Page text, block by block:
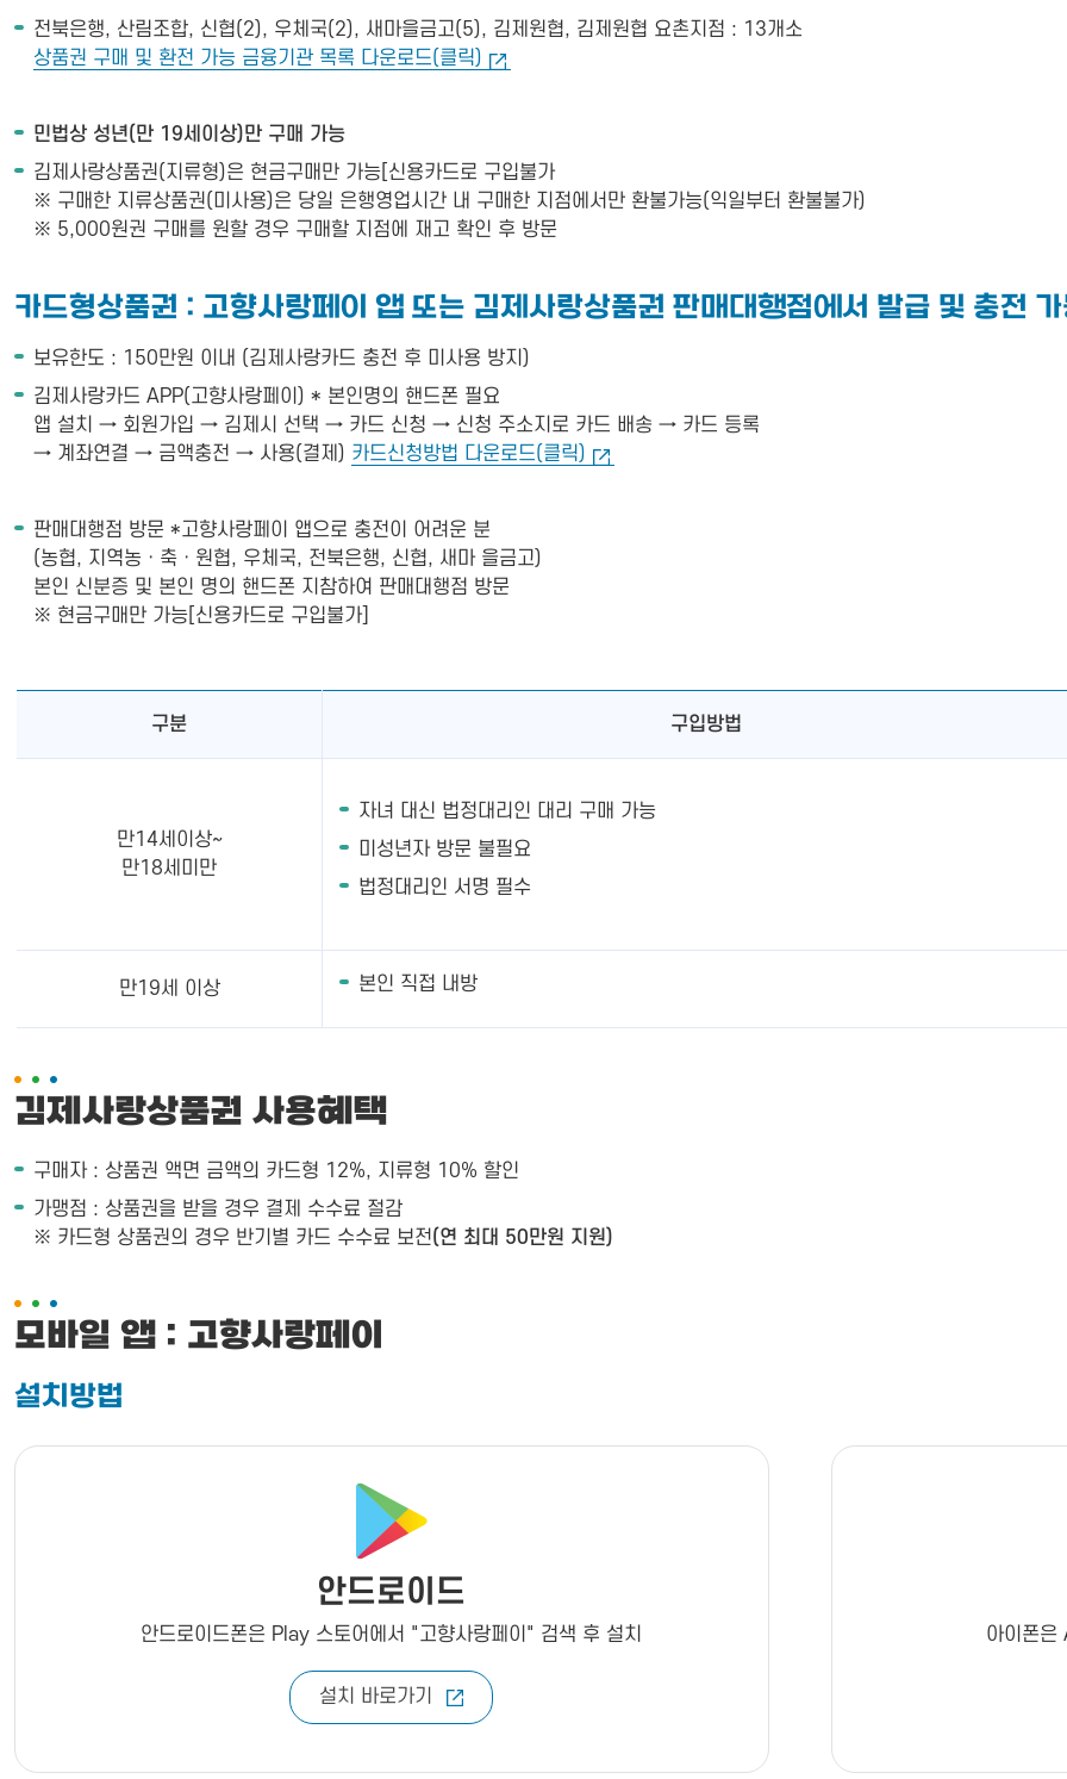
전북은행, 산림조합, 신협(2), 우체국(2), 새마을금고(5), 김제원협, 김제원협 요촌지점 : 13개소
상품권 구매 및 환전 가능 금융기관 목록 다운로드(클릭)
민법상 성년(만 19세이상)만 구매 가능
김제사랑상품권(지류형)은 현금구매만 가능[신용카드로 구입불가
※ 구매한 지류상품권(미사용)은 당일 은행영업시간 내 구매한 지점에서만 환불가능(익일부터 환불불가)
※ 5,000원권 구매를 원할 경우 구매할 지점에 재고 확인 후 방문
카드형상품권 : 고향사랑페이 앱 또는 김제사랑상품권 판매대행점에서 발급 및 충전
보유한도 : 150만원 이내 (김제사랑카드 충전 후 미사용 방지)
김제사랑카드 APP(고향사랑페이) * 본인명의 핸드폰 필요
앱 설치 → 회원가입 → 김제시 선택 → 카드 신청 → 신청 주소지로 카드 배송 → 카드 등록
→ 계좌연결 → 금액충전 → 사용(결제) 카드신청방법 다운로드(클릭)
판매대행점 방문 *고향사랑페이 앱으로 충전이 어려운 분
(농협, 지역농ㆍ축ㆍ원협, 우체국, 전북은행, 신협, 새마 을금고)
본인 신분증 및 본인 명의 핸드폰 지참하여 판매대행점 방문
※ 현금구매만 가능[신용카드로 구입불가]
구분 구입방법
만14세이상~
만18세미만
자녀 대신 법정대리인 대리 구매 가능
미성년자 방문 불필요
법정대리인 서명 필수
만19세 이상 본인 직접 내방
김제사랑상품권 사용혜택
구매자 : 상품권 액면 금액의 카드형 12%, 지류형 10% 할인
가맹점 : 상품권을 받을 경우 결제 수수료 절감
※ 카드형 상품권의 경우 반기별 카드 수수료 보전(연 최대 50만원 지원)
모바일 앱 : 고향사랑페이
설치방법
안드로이드
안드로이드폰은 Play 스토어에서 "고향사랑페이" 검색 후 설치
설치 바로가기
아이폰은